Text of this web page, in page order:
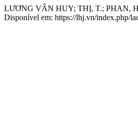
LƯƠNG VÂN HUY; THỊ, T.; PHAN,
Disponível em: https://lhj.vn/index.php/